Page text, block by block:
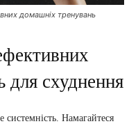
домашніх тренувань
для схуднення
системність. Намагайтеся